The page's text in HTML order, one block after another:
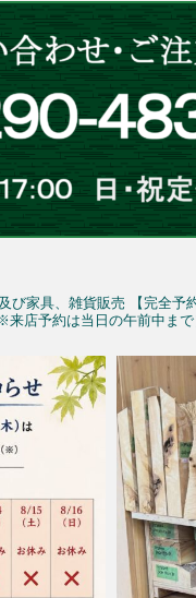
び家具、雑貨販売 【完全予
店予約は当日の午前中まで